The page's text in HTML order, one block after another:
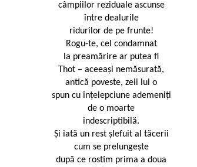
câmpiilor reziduale ascunse
între dealurile
ridurilor de pe frunte!
Rogu-te, cel condamnat
la preamărire ar putea fi
Thot – aceeaşi nemăsurată,
antică poveste, zeii lui o
spun cu înţelepciune ademeniţi
de o moarte
indescriptibilă.
Şi iată un rest şlefuit al tăcerii
cum se prelungeşte
după ce rostim prima a doua